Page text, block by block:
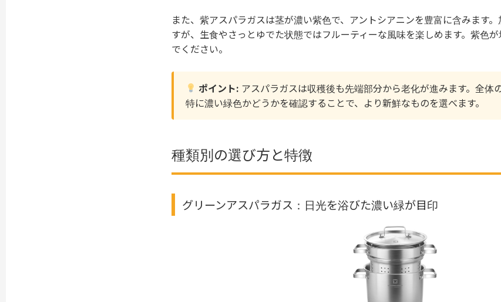
また、紫アスパラガスは茎が濃い紫色で、アントシアニンを豊富に含みます
すが、生食やさっとゆでた状態ではフルーティーな風味を楽しめます。紫色
でください。
ポイント: アスパラガスは収穫後も先端部分から老化が進みます。全体
特に濃い緑色かどうかを確認することで、より新鮮なものを選べます。
種類別の選び方と特徴
グリーンアスパラガス：日光を浴びた濃い緑が目印